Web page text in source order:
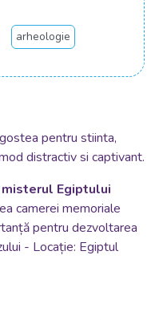
arheologie
pentru stiinta,
distractiv si captivant.
misterul Egiptului
camerei memoriale
pentru dezvoltarea
- Locație: Egiptul